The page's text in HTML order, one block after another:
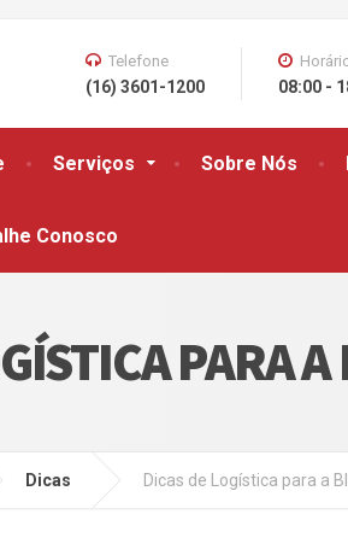
Serviços Sobre Nós
Conosco
Telefone
(16) 3601-1200 08:00 -
PARA
Dicas Dicas de Logística para a